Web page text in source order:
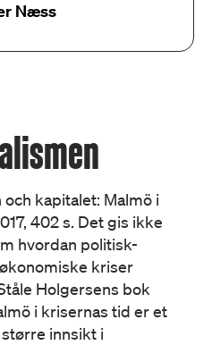
Næss
kapitalet: Malmö i
402 s. Det gis ikke
hvordan politisk-
kriser
Holgersens bok
i krisernas tid er et
innsikt i